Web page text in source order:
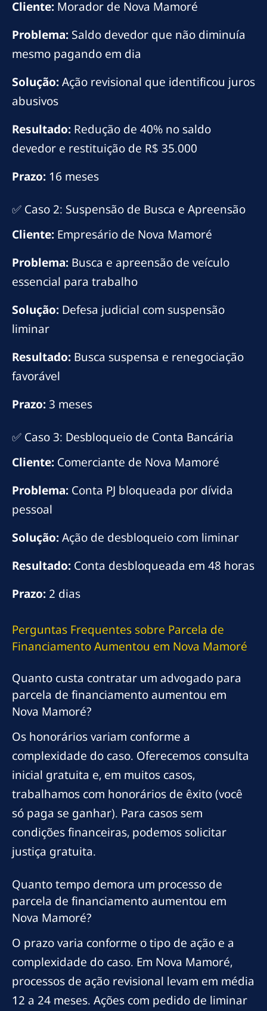
Cliente: Morador de Nova Mamoré
Problema: Saldo devedor que não diminuía
mesmo pagando em dia
Solução:Ação revisional que identificou juros
abusivos
Resultado: Redução de 40% no saldo
devedor e restituição de R$ 35.000
Prazo: 16 meses
✅ Caso 2: Suspensão de Busca e Apreensão
Cliente: Empresário de Nova Mamoré
Problema: Busca e apreensão de veículo
essencial para trabalho
Solução: Defesa judicial com suspensão
liminar
Resultado: Busca suspensa e renegociação
favorável
Prazo:3 meses
✅ Caso 3: Desbloqueio de Conta Bancária
Cliente: Comerciante de Nova Mamoré
Problema: Conta PJ bloqueada por dívida
pessoal
Solução:Ação de desbloqueio com liminar
Resultado: Conta desbloqueada em 48 horas
Prazo: 2 dias
Perguntas Frequentes sobre Parcela de
Financiamento Aumentou em Nova Mamoré
Quanto custa contratar um advogado para
parcela de financiamento aumentou em
Nova Mamoré?
Os honorários variam conforme a
complexidade do caso. Oferecemos consulta
inicial gratuita e, em muitos casos,
trabalhamos com honorários de êxito (você
só paga se ganhar). Para casos sem
condições financeiras, podemos solicitar
justiça gratuita.
Quanto tempo demora um processo de
parcela de financiamento aumentou em
Nova Mamoré?
O prazo varia conforme o tipo de ação e a
complexidade do caso. Em Nova Mamoré,
processos de ação revisional levam em média
12 a 24 meses. Ações com pedido de liminar